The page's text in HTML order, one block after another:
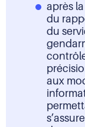
après
du
du
aux